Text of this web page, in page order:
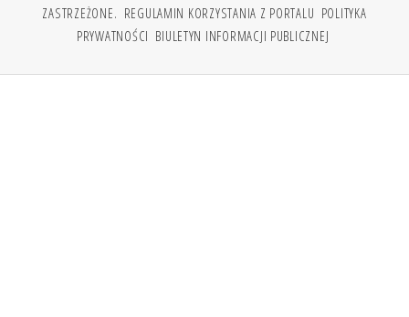
ZASTRZEŻONE. REGULAMIN KORZYSTANIA Z PORTALU POLITYKA
PRYWATNOŚCI BIULETYN INFORMACJI PUBLICZNEJ